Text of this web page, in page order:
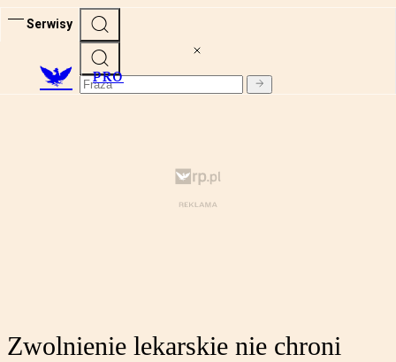
Serwisy
PRO
Zwolnienie lekarskie nie chroni